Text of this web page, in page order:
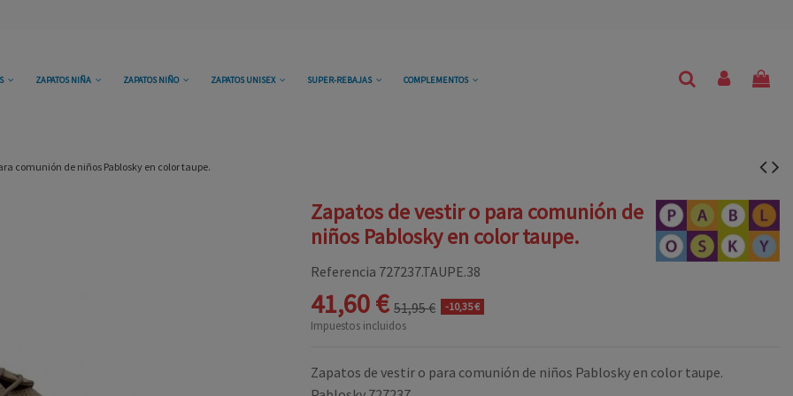
ZAPATOS NIÑA ZAPATOS NIÑO ZAPATOS UNISEX SUPER-REBAJAS COMPLEMENTOS
comunión de niños Pablosky en color taupe.
Zapatos de vestir o para comunión de
niños Pablosky en color taupe.
Referencia 727237.TAUPE.38
41,60 € 51,95 € -10,35 €
Impuestos incluidos
Zapatos de vestir o para comunión de niños Pablosky en color taupe.